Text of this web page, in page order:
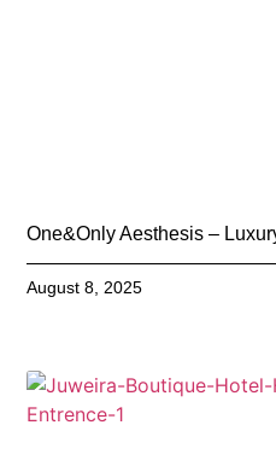
One&Only Aesthesis –
August 8, 2025